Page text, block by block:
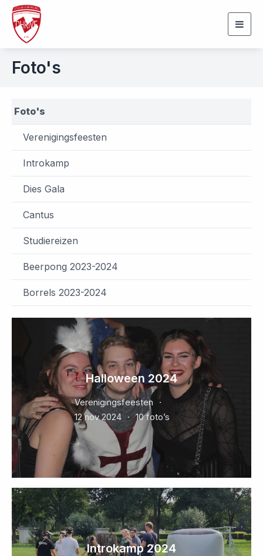
Foto's
Foto's
Verenigingsfeesten
Introkamp
Dies Gala
Cantus
Studiereizen
Beerpong 2023-2024
Borrels 2023-2024
Halloween 2024
Verenigingsfeesten
12 nov 2024
10 foto’s
Introkamp 2024